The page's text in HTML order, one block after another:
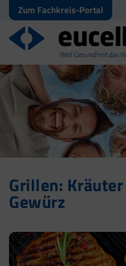
Zum Fachkreis-Portal
Grillen:
Gewürz